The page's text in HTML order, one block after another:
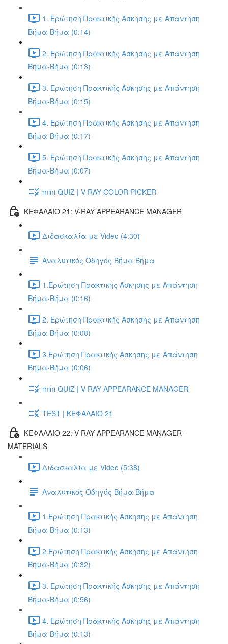
1. Ερώτηση Πρακτικής Άσκησης με Απάντηση
Βήμα-Βήμα (0:14)
2. Ερώτηση Πρακτικής Άσκησης με Απάντηση
Βήμα-Βήμα (0:13)
3. Ερώτηση Πρακτικής Άσκησης με Απάντηση
Βήμα-Βήμα (0:15)
4. Ερώτηση Πρακτικής Άσκησης με Απάντηση
Βήμα-Βήμα (0:17)
5. Ερώτηση Πρακτικής Άσκησης με Απάντηση
Βήμα-Βήμα (0:07)
mini QUIZ | V-RAY COLOR PICKER
ΚΕΦΑΛΑΙΟ 21: V-RAY APPEARANCE MANAGER
Διδασκαλία με Video (4:30)
Αναλυτικός Οδηγός Βήμα Βήμα
1.Ερώτηση Πρακτικής Άσκησης με Απάντηση
Βήμα-Βήμα (0:16)
2. Ερώτηση Πρακτικής Άσκησης με Απάντηση
Βήμα-Βήμα (0:08)
3.Ερώτηση Πρακτικής Άσκησης με Απάντηση
Βήμα-Βήμα (0:06)
mini QUIZ | V-RAY APPEARANCE MANAGER
TEST | ΚΕΦΑΛΑΙΟ 21
ΚΕΦΑΛΑΙΟ 22: V-RAY APPEARANCE MANAGER -
MATERIALS
Διδασκαλία με Video (5:38)
Αναλυτικός Οδηγός Βήμα Βήμα
1.Ερώτηση Πρακτικής Άσκησης με Απάντηση
Βήμα-Βήμα (0:13)
2.Ερώτηση Πρακτικής Άσκησης με Απάντηση
Βήμα-Βήμα (0:32)
3. Ερώτηση Πρακτικής Άσκησης με Απάντηση
Βήμα-Βήμα (0:56)
4. Ερώτηση Πρακτικής Άσκησης με Απάντηση
Βήμα-Βήμα (0:13)